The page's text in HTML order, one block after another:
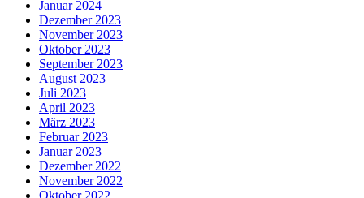
Januar 2024
Dezember 2023
November 2023
Oktober 2023
September 2023
August 2023
Juli 2023
April 2023
März 2023
Februar 2023
Januar 2023
Dezember 2022
November 2022